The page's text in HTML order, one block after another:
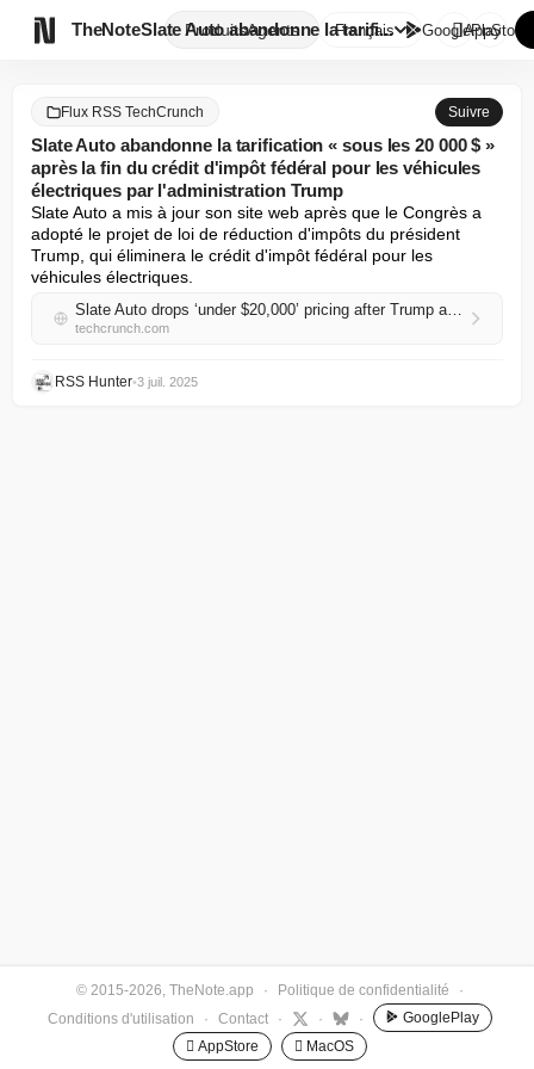
TheNote ProduitsAgents
Slate Auto abandonne la tarifi...
Français GooglePlay
AppStore
Flux RSS TechCrunch Suivre
Slate Auto abandonne la tarification « sous les 20 000 $ »
après la fin du crédit d'impôt fédéral pour les véhicules
électriques par l'administration Trump
Slate Auto a mis à jour son site web après que le Congrès a
adopté le projet de loi de réduction d'impôts du président
Trump, qui éliminera le crédit d'impôt fédéral pour les
véhicules électriques.
Slate Auto drops ‘under $20,000’ pricing after Trump administration ends federal EV tax credit
techcrunch.com
RSS Hunter•3 juil. 2025
© 2015-2026, TheNote.app · Politique de confidentialité
·
Conditions d'utilisation
· Contact · · ·
GooglePlay
 AppStore
 MacOS